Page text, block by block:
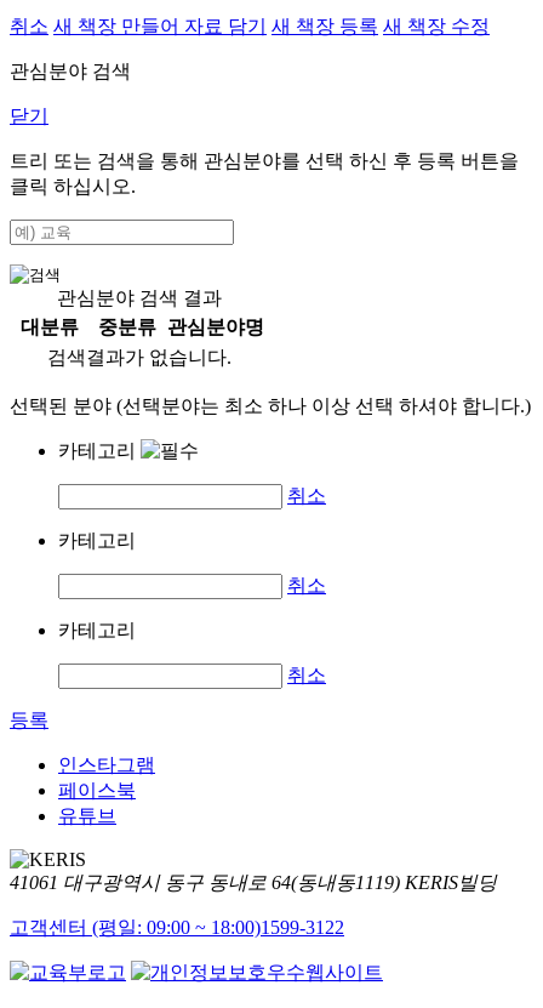
취소 새 책장 만들어 자료 담기 새 책장 등록 새 책장 수정
관심분야 검색
닫기
트리 또는 검색을 통해 관심분야를 선택 하신 후 등록 버튼을
클릭 하십시오.
관심분야 검색 결과
대분류
중분류
관심분야명
검색결과가 없습니다.
선택된 분야 (선택분야는 최소 하나 이상 선택 하셔야 합니다.)
카테고리
취소
카테고리
취소
카테고리
취소
등록
인스타그램
페이스북
유튜브
41061 대구광역시 동구 동내로 64(동내동1119) KERIS빌딩
고객센터 (평일: 09:00 ~ 18:00)1599-3122